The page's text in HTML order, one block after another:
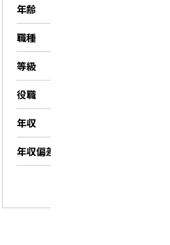
年齢
職種
等級
役職
年収
年収偏差値